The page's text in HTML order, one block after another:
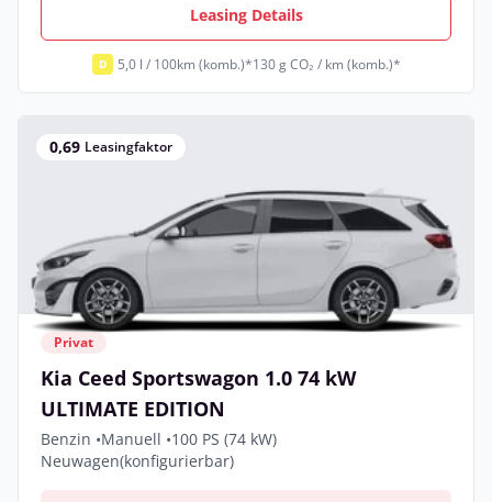
Leasing Details
D 5,0 l / 100km (komb.)*130 g CO₂ / km (komb.)*
0,69 Leasingfaktor
Privat
Kia Ceed Sportswagon 1.0 74 kW
ULTIMATE EDITION
Benzin •Manuell •100 PS (74 kW)
Neuwagen(konfigurierbar)